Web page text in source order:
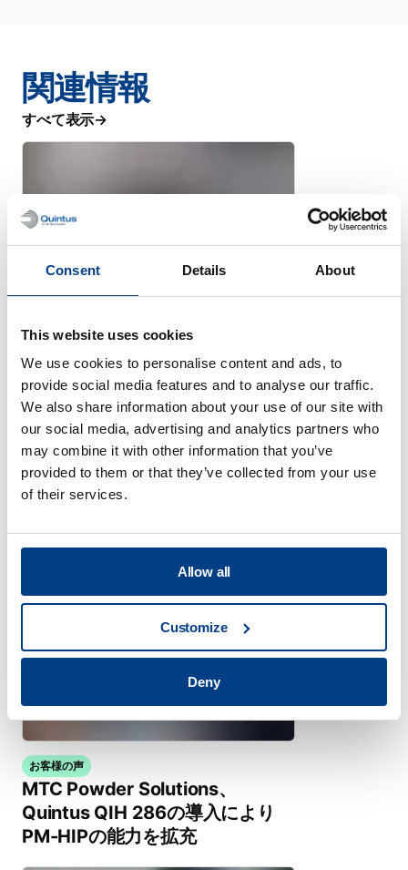
Consent Details About
This website uses cookies
We use cookies to personalise content and ads, to
provide social media features and to analyse our traffic.
We also share information about your use of our site with
our social media, advertising and analytics partners who
may combine it with other information that you’ve
provided to them or that they’ve collected from your use
of their services.
Allow all
Customize
Deny
関連情報
すべて表示
パンフレット
クイントゥス・キャピタル社製
熱等静圧プレス用コンポーネント
お客様の声
MTC Powder Solutions、
Quintus QIH 286の導入により
PM-HIPの能力を拡充